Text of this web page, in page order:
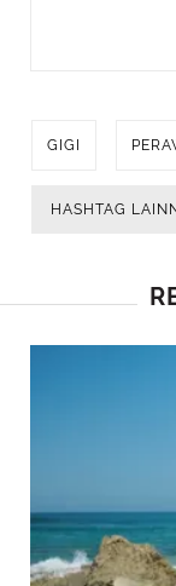
GIGI
HASHTAG